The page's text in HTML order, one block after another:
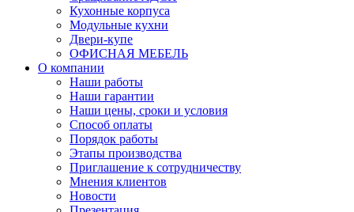
Кухонные корпуса
Модульные кухни
Двери-купе
ОФИСНАЯ МЕБЕЛЬ
О компании
Наши работы
Наши гарантии
Наши цены, сроки и условия
Способ оплаты
Порядок работы
Этапы производства
Приглашение к сотрудничеству
Мнения клиентов
Новости